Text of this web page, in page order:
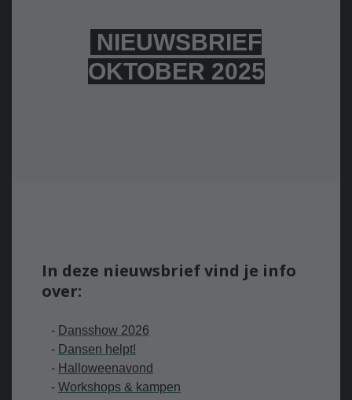
NIEUWSBRIEF
OKTOBER 2025
In deze nieuwsbrief vind je info
over:
- Dansshow 2026
- Dansen helpt!
- H alloweenavond
- Workshops & kampen